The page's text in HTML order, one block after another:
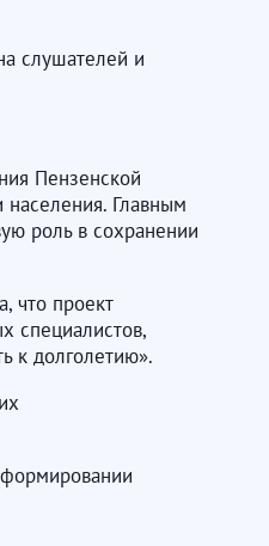
слушателей и
Пензенской
населения. Главным
роль в сохранении
что проект
специалистов,
к долголетию».